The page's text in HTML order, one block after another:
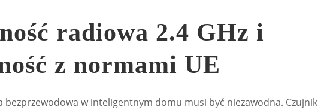
radiowa 2.4 GHz i
z normami UE
bezprzewodowa w inteligentnym domu musi być niezawodna. Czujnik